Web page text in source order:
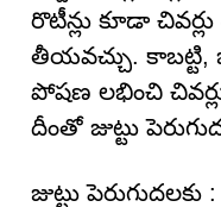
రొటీన్లు కూడా
తీయవచ్చు. కాబట్టి,
పోషణ లభించి
దీంతో జుట్టు
జుట్టు